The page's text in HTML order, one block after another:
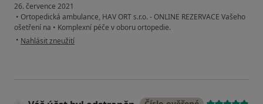
26. července 2021
• Ortopedická ambulance, HAV ORT s.r.o. - ONLINE REZERVACE Vašeho
ošetření na • Komplexní péče v oboru ortopedie.
• podle názoru uživatele Damec
Nahlásit zneužití